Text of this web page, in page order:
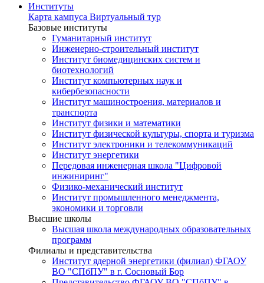
Институты
Карта кампуса Виртуальный тур
Базовые институты
Гуманитарный институт
Инженерно-строительный институт
Институт биомедицинских систем и
биотехнологий
Институт компьютерных наук и
кибербезопасности
Институт машиностроения, материалов и
транспорта
Институт физики и математики
Институт физической культуры, спорта и туризма
Институт электроники и телекоммуникаций
Институт энергетики
Передовая инженерная школа "Цифровой
инжиниринг"
Физико-механический институт
Институт промышленного менеджмента,
экономики и торговли
Высшие школы
Высшая школа международных образовательных
программ
Филиалы и представительства
Институт ядерной энергетики (филиал) ФГАОУ
ВО "СПбПУ" в г. Сосновый Бор